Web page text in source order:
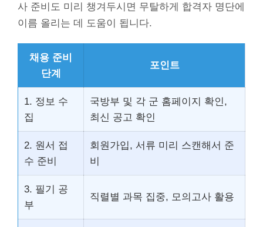
사 준비도 미리 챙겨두시면 무탈하게 합격자 명단에
이름 올리는 데 도움이 됩니다.
채용 준비
단계
포인트
1. 정보 수
집
국방부 및 각 군 홈페이지 확인,
최신 공고 확인
2. 원서 접
수 준비
회원가입, 서류 미리 스캔해서 준
비
3. 필기 공
부
직렬별 과목 집중, 모의고사 활용